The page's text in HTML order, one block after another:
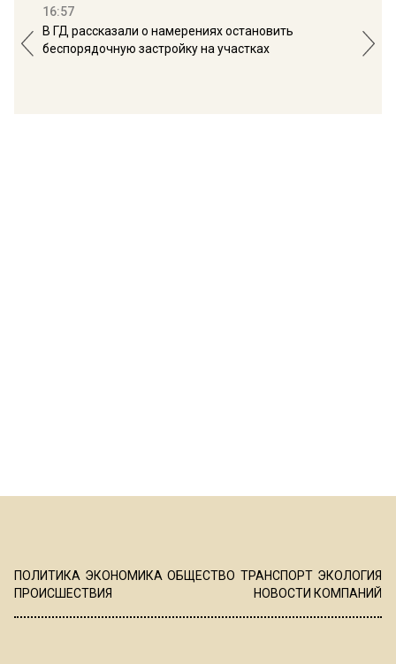
16:57
В ГД рассказали о намерениях остановить
беспорядочную застройку на участках
ПОЛИТИКА ЭКОНОМИКА ОБЩЕСТВО ТРАНСПОРТ ЭКОЛОГИЯ
ПРОИСШЕСТВИЯ
НОВОСТИ КОМПАНИЙ